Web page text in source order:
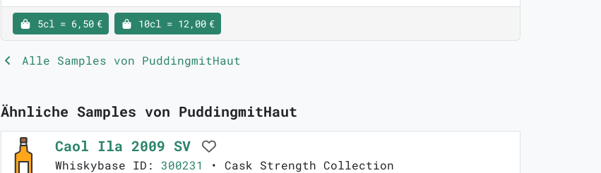
5cl = 6,50 € 10cl = 12,00 €
Alle Samples von PuddingmitHaut
Ähnliche Samples von PuddingmitHaut
Caol Ila 2009 SV
Whiskybase ID: 300231 • Cask Strength Collection